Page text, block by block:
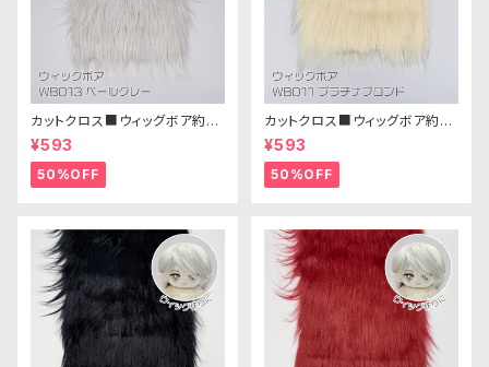
カットクロス■ウィッグボア約8c
m(ペールグレー)WB013 ボア
生地 25cm × 45cm
¥593
50%OFF
カットクロス■ウィッグボア約8c
m(プラチナブロンド)WB011 ボ
ア生地 25cm × 45cm
¥593
50%OFF